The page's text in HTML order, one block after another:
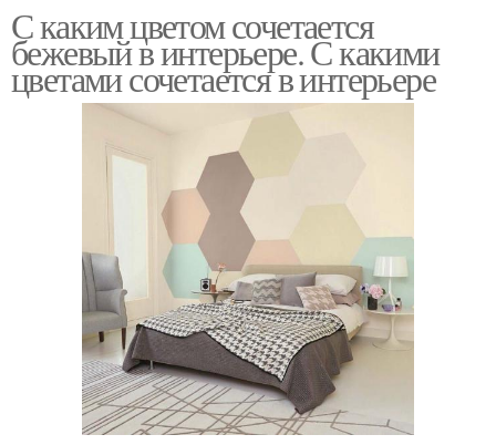
С каким цветом сочетается
бежевый в интерьере. С какими
цветами сочетается в интерьере